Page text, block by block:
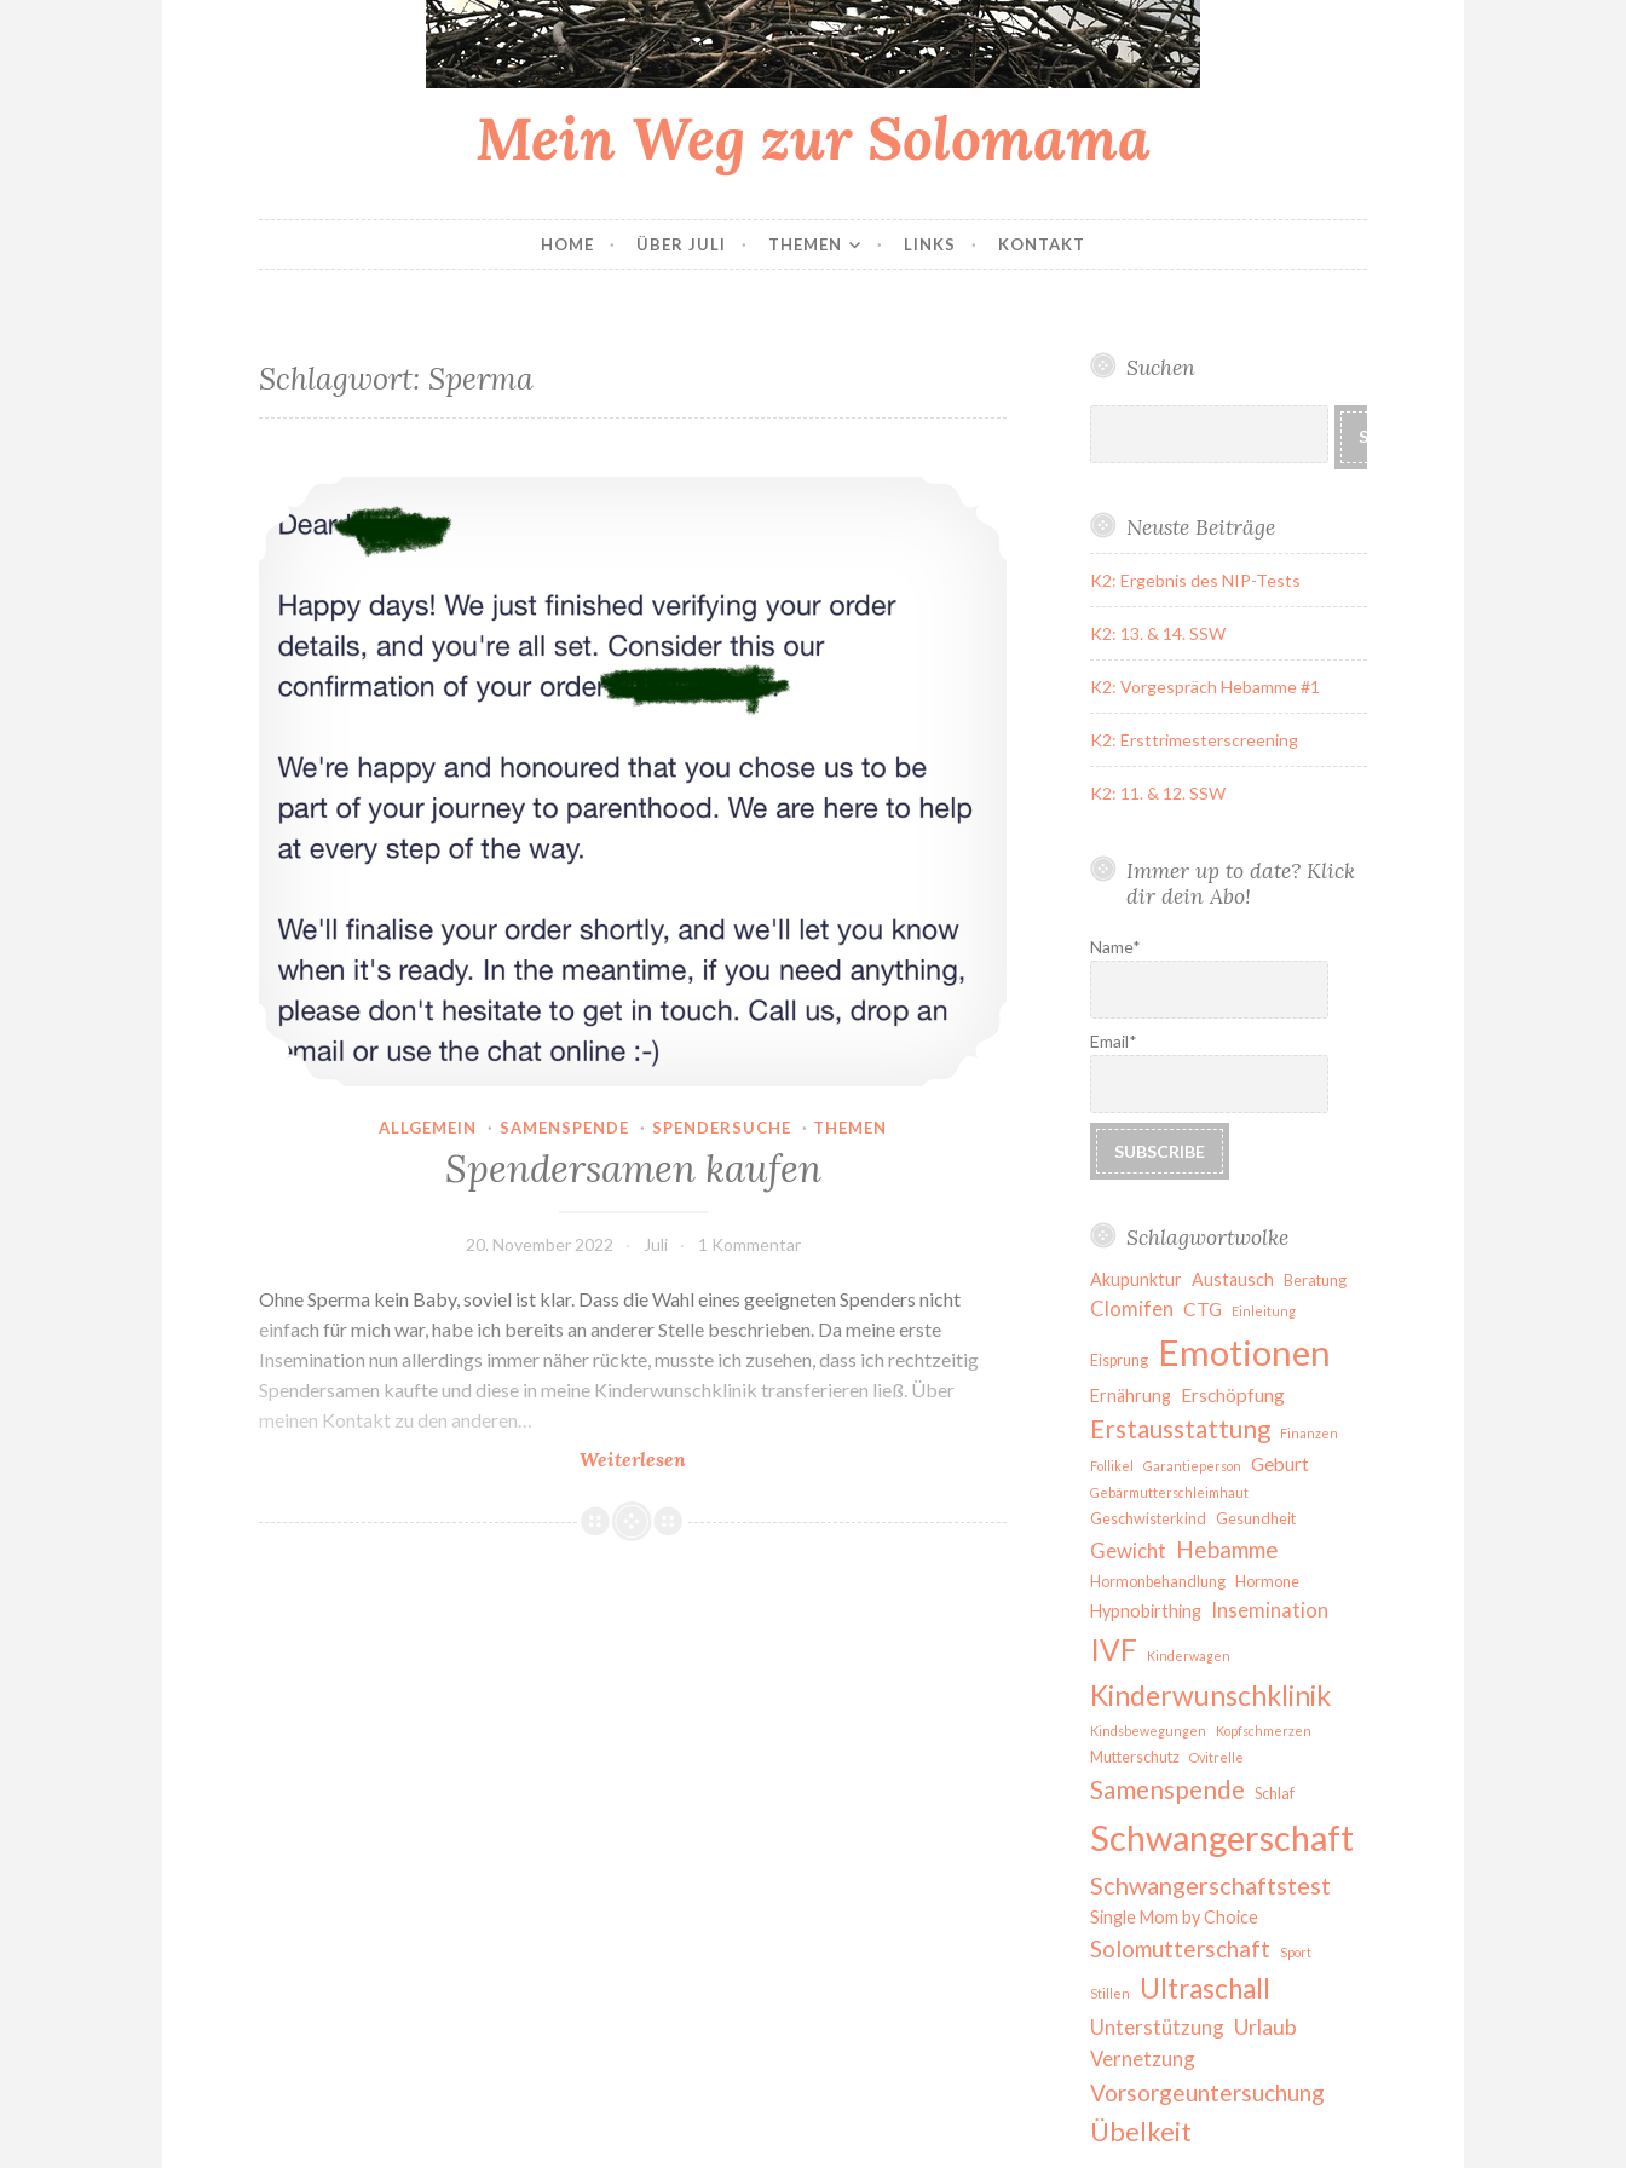
Mein Weg zur Solomama
HOME ÜBER JULI THEMEN LINKS KONTAKT
Schlagwort: Sperma
ALLGEMEIN · SAMENSPENDE · SPENDERSUCHE · THEMEN
Spendersamen kaufen
20. November 2022 Juli 1 Kommentar
Ohne Sperma kein Baby, soviel ist klar. Dass die Wahl eines geeigneten Spenders nicht
einfach für mich war, habe ich bereits an anderer Stelle beschrieben. Da meine erste
Insemination nun allerdings immer näher rückte, musste ich zusehen, dass ich rechtzeitig
Spendersamen kaufte und diese in meine Kinderwunschklinik transferieren ließ. Über
meinen Kontakt zu den anderen…
WeiterlesenSpendersamen
Suchen
SUCHEN
Neuste Beiträge
K2: Ergebnis des NIP-Tests
K2: 13. & 14. SSW
K2: Vorgespräch Hebamme #1
K2: Ersttrimesterscreening
K2: 11. & 12. SSW
Immer up to date? Klick
dir dein Abo!
Name*
Email*
Schlagwortwolke
Akupunktur Austausch Beratung
Clomifen CTG Einleitung
Eisprung Emotionen
Ernährung Erschöpfung
Erstausstattung Finanzen
Follikel Garantieperson Geburt
Gebärmutterschleimhaut
Geschwisterkind Gesundheit
Gewicht Hebamme
Hormonbehandlung Hormone
Hypnobirthing Insemination
IVF Kinderwagen
Kinderwunschklinik
Kindsbewegungen Kopfschmerzen
Mutterschutz Ovitrelle
Samenspende Schlaf
Schwangerschaft
Schwangerschaftstest
Single Mom by Choice
Solomutterschaft Sport
Stillen Ultraschall
Unterstützung Urlaub
Vernetzung
Vorsorgeuntersuchung
Übelkeit